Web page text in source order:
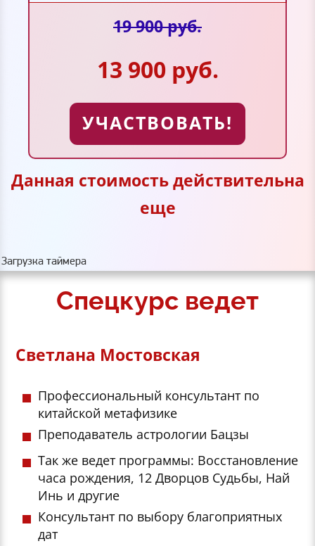
19 900 руб.
13 900 руб.
УЧАСТВОВАТЬ!
Данная стоимость действительна
еще
Загрузка таймера
Спецкурс ведет
Светлана Мостовская
Профессиональный консультант по
китайской метафизике
Преподаватель астрологии Бацзы
Так же ведет программы: Восстановление
часа рождения, 12 Дворцов Судьбы, Най
Инь и другие
Консультант по выбору благоприятных
дат